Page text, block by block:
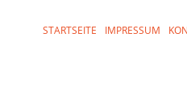
STARTSEITE IMPRESSUM